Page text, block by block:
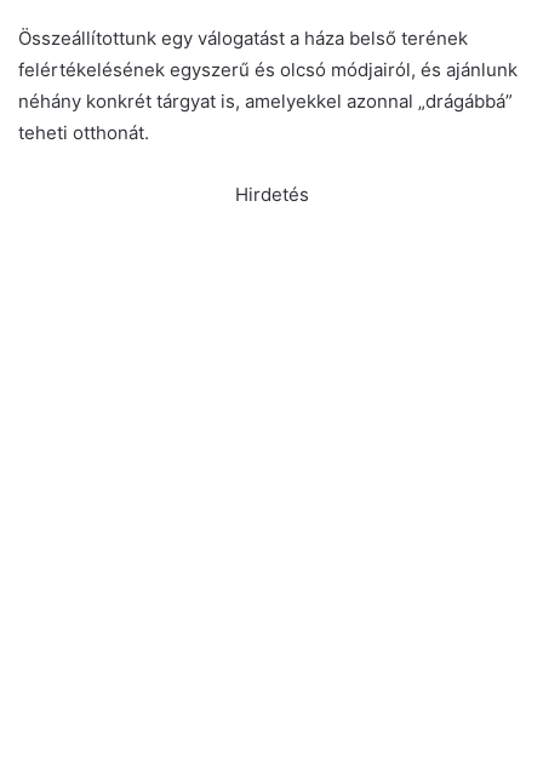
Összeállítottunk egy válogatást a háza belső terének
felértékelésének egyszerű és olcsó módjairól, és ajánlunk
néhány konkrét tárgyat is, amelyekkel azonnal „drágábbá”
teheti otthonát.
Hirdetés